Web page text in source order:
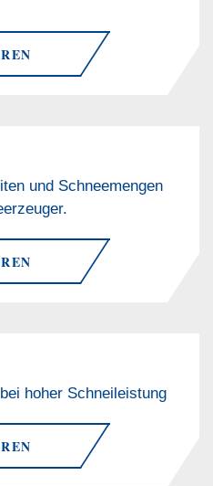
und Schneemengen
hoher Schneileistung